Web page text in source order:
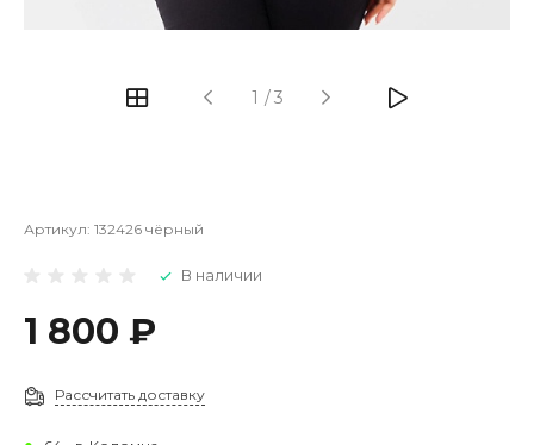
1 /3
Артикул: 132426 чёрный
В наличии
1 800 ₽
Рассчитать доставку